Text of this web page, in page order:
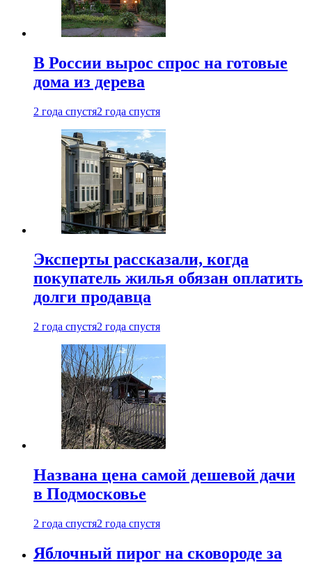
В России вырос спрос на готовые
дома из дерева
2 года спустя2 года спустя
Эксперты рассказали, когда
покупатель жилья обязан оплатить
долги продавца
2 года спустя2 года спустя
Названа цена самой дешевой дачи
в Подмосковье
2 года спустя2 года спустя
Яблочный пирог на сковороде за